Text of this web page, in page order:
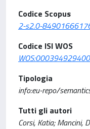
Codice Scopus
2-s2.0-
Codice ISI WOS
Tipologia
info:eu-repo/
Tutti gli autori
Corsi, Katia; Mancini,